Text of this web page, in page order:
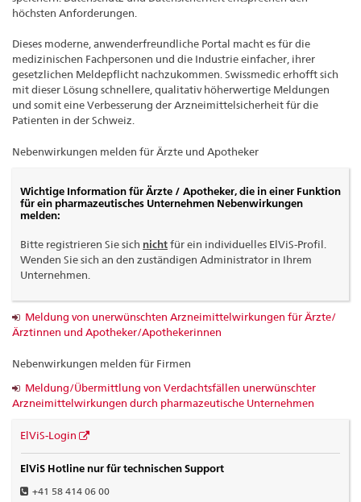
höchsten Anforderungen.
Dieses moderne, anwenderfreundliche Portal macht es für die
medizinischen Fachpersonen und die Industrie einfacher, ihrer
gesetzlichen Meldepflicht nachzukommen. Swissmedic erhofft sich
mit dieser Lösung schnellere, qualitativ höherwertige Meldungen
und somit eine Verbesserung der Arzneimittelsicherheit für die
Patienten in der Schweiz.
Nebenwirkungen melden für Ärzte und Apotheker
Wichtige Information für Ärzte / Apotheker, die in einer Funktion
für ein pharmazeutisches Unternehmen Nebenwirkungen
melden:
Bitte registrieren Sie sich nichtfür ein individuelles ElViS-Profil.
Wenden Sie sich an den zuständigen Administrator in Ihrem
Unternehmen.
Meldung von unerwünschten Arzneimittelwirkungen für Ärzte/
Ärztinnen und Apotheker/Apothekerinnen
Nebenwirkungen melden für Firmen
Meldung/Übermittlung von Verdachtsfällen unerwünschter
Arzneimittelwirkungen durch pharmazeutische Unternehmen
ElViS-Login
ElViS Hotline nur für technischen Support
+41 58 414 06 00